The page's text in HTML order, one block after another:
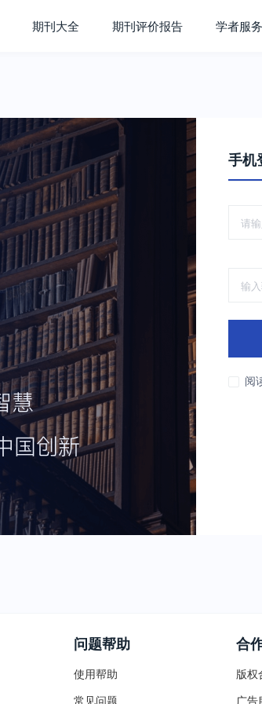
期刊大全 期刊评价报告 学者服务
手机
阅
问题帮助
使用帮助
常见问题
合
版权
广告